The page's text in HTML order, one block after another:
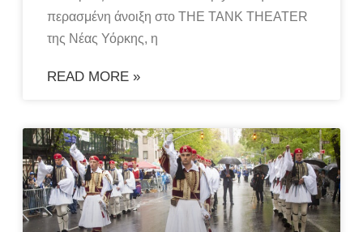
περασμένη άνοιξη στο THE TANK THEATER
της Νέας Υόρκης, η
READ MORE »